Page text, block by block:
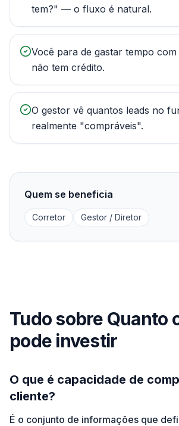
tem?" — o fluxo é natural.
Você para de gastar tempo com
não tem crédito.
O gestor vê quantos leads no
realmente "compráveis".
Quem se beneficia
Corretor Gestor / Diretor
Tudo sobre Quanto
pode investir
O que é capacidade de
cliente?
É o conjunto de informações que